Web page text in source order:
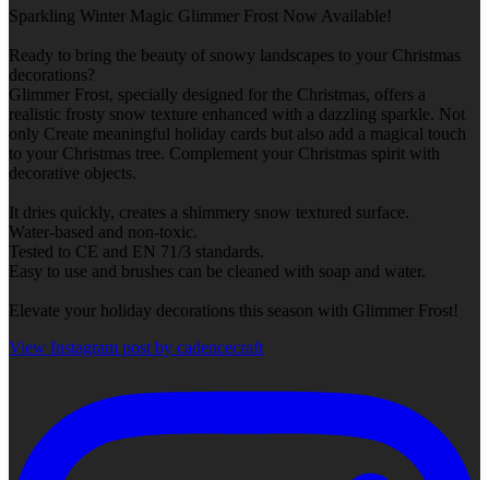
Sparkling Winter Magic Glimmer Frost Now Available!
Ready to bring the beauty of snowy landscapes to your Christmas
decorations?
Glimmer Frost, specially designed for the Christmas, offers a
realistic frosty snow texture enhanced with a dazzling sparkle. Not
only Create meaningful holiday cards but also add a magical touch
to your Christmas tree. Complement your Christmas spirit with
decorative objects.
It dries quickly, creates a shimmery snow textured surface.
Water-based and non-toxic.
Tested to CE and EN 71/3 standards.
Easy to use and brushes can be cleaned with soap and water.
Elevate your holiday decorations this season with Glimmer Frost!
View Instagram post by cadencecraft